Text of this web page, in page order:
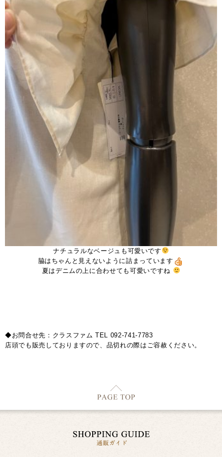
ナチュラルなベージュも可愛いです
脇はちゃんと見えないように詰まっています
夏はデニムの上に合わせても可愛いですね
◆お問合せ先：クラスファム TEL 092-741-7783
店頭でも販売しておりますので、品切れの際はご容赦ください。